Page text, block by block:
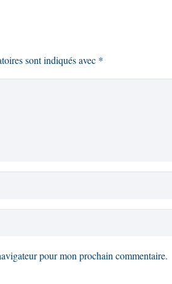
sont indiqués avec *
pour mon prochain commentaire.